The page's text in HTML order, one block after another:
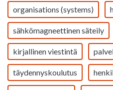
organisations (systems)
sähkömagneettinen säteily
kirjallinen viestintä
täydennyskoulutus